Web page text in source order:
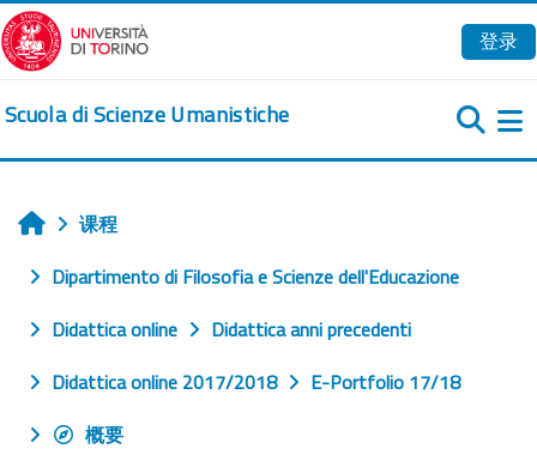
跳到主要内容
登录
Scuola di Scienze Umanistiche
首页课程
Dipartimento di Filosofia e Scienze dell'Educazione
Didattica online
Didattica anni precedenti
Didattica online 2017/2018
E-Portfolio 17/18
概要